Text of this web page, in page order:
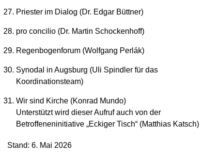
Priester im Dialog (Dr. Edgar Büttner)
pro concilio (Dr. Martin Schockenhoff)
Regenbogenforum (Wolfgang Perlák)
Synodal in Augsburg (Uli Spindler für das
Koordinationsteam)
Wir sind Kirche (Konrad Mundo)
Unterstützt wird dieser Aufruf auch von der
Betroffeneninitiative „Eckiger Tisch“ (Matthias Katsch)
Stand: 6. Mai 2026